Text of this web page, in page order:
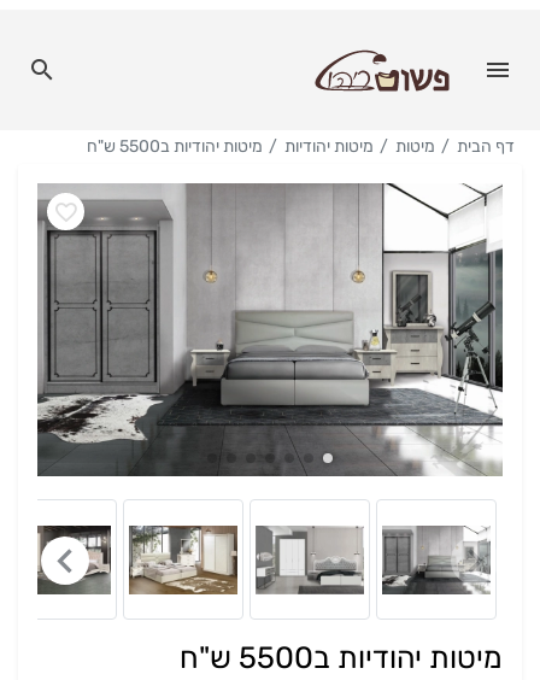
דף הבית מיטות מיטות יהודיות מיטות יהודיות ב5500 ש"ח
מיטות יהודיות ב5500 ש"ח